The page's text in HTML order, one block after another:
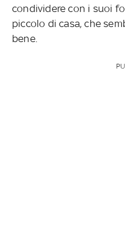
condividere con i suoi
piccolo di casa, che
bene.